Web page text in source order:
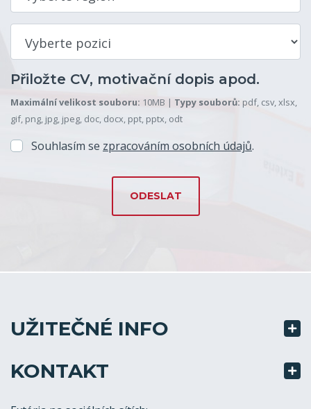
Přiložte CV, motivační dopis apod.
Maximální velikost souboru: 10MB | Typy souborů: pdf, csv, xlsx,
gif, png, jpg, jpeg, doc, docx, ppt, pptx, odt
Souhlasím se zpracováním osobních údajů.
UŽITEČNÉ INFO
KONTAKT